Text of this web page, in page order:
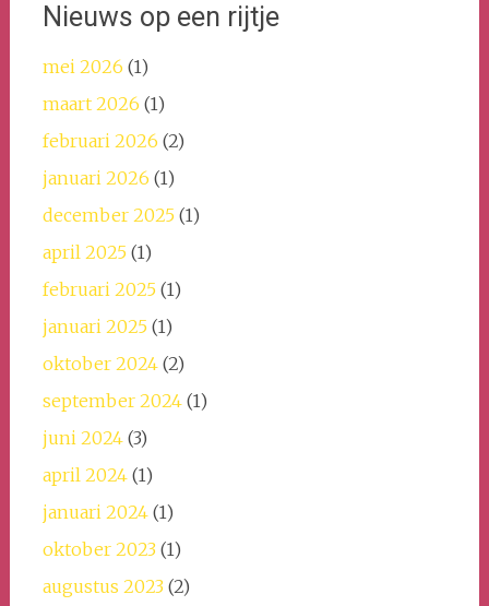
Nieuws op een rijtje
mei 2026 (1)
maart 2026 (1)
februari 2026 (2)
januari 2026 (1)
december 2025(1)
april 2025(1)
februari 2025(1)
januari 2025(1)
oktober 2024(2)
september 2024(1)
juni 2024(3)
april 2024(1)
januari 2024(1)
oktober 2023(1)
augustus 2023(2)